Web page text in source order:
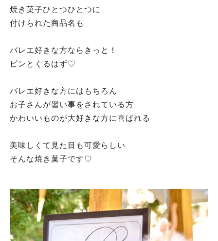
焼き菓子ひとつひとつに
付けられた商品名も
バレエ好きな方ならきっと！
ピンとくるはず♡
バレエ好きな方にはもちろん
お子さんが習い事をされている方
かわいいものが大好きな方に喜ばれる
美味しくて見た目も可愛らしい
そんな焼き菓子です♡